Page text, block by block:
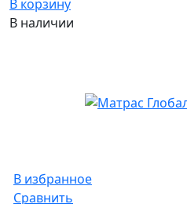
В корзину
В наличии
В избранное
Сравнить